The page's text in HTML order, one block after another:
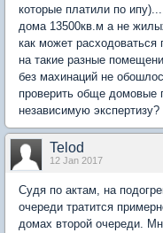
которые платили по
дома 13500кв.м а не
как может расходоваться
на такие разные
без махинаций не
проверить обще домовые
независимую экспертизу?
Telod
12 Jan 2017
Судя по актам, на
очереди тратится
домах второй очереди.